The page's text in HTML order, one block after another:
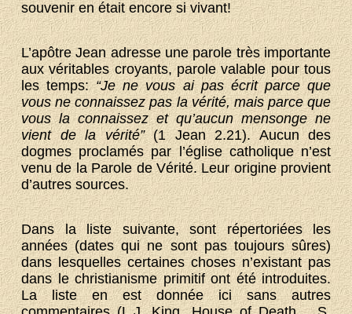
souvenir en était encore si vivant!
L’apôtre Jean adresse une parole très importante
aux véritables croyants, parole valable pour tous
les temps:“Je ne vous ai pas écrit parce que
vous ne connaissez pas la vérité, mais parce que
vous la connaissez et qu’aucun mensonge ne
vient de la vérité”(1 Jean 2.21). Aucun des
dogmes proclamés par l’église catholique n’est
venu de la Parole de Vérité. Leur origine provient
d’autres sources.
Dans la liste suivante, sont répertoriées les
années (dates qui ne sont pas toujours sûres)
dans lesquelles certaines choses n’existant pas
dans le christianisme primitif ont été introduites.
La liste en est donnée ici sans autres